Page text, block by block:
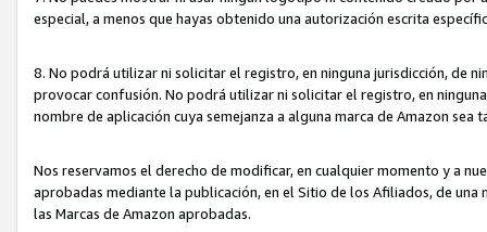
especial, a menos que hayas obtenido una autorización escrita
8. No podrá utilizar ni solicitar el registro, en ninguna jurisdicción, de
provocar confusión. No podrá utilizar ni solicitar el registro, en
nombre de aplicación cuya semejanza a alguna marca de Amazon
Nos reservamos el derecho de modificar, en cualquier momento y a
aprobadas mediante la publicación, en el Sitio de los Afiliados, de
las Marcas de Amazon aprobadas.